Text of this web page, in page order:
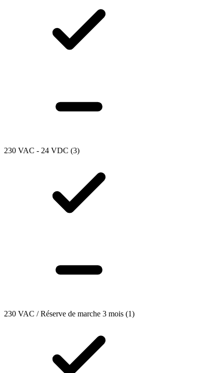
230 VAC - 24 VDC (3)
230 VAC / Réserve de marche 3 mois (1)